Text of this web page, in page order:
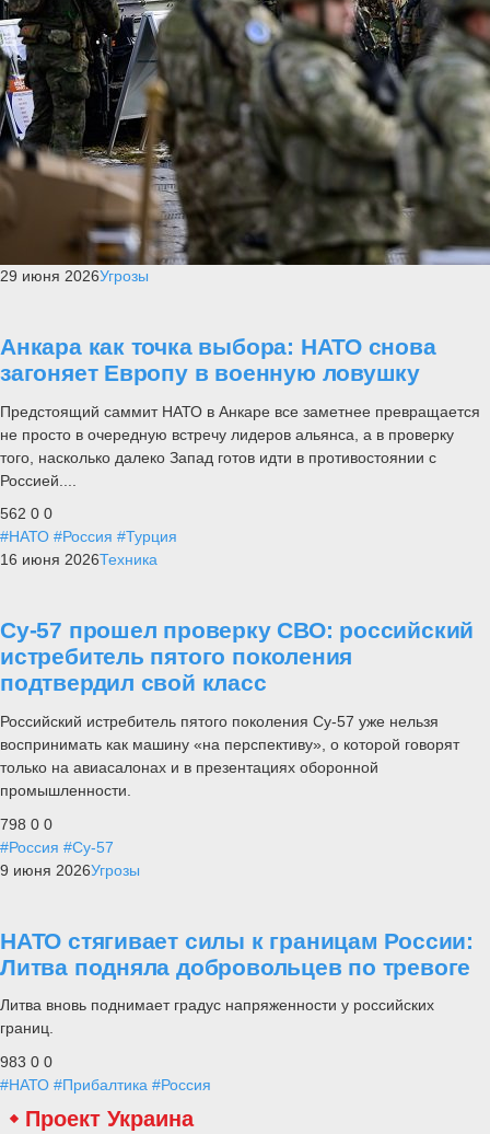
29 июня 2026Угрозы
Анкара как точка выбора: НАТО снова
загоняет Европу в военную ловушку
Предстоящий саммит НАТО в Анкаре все заметнее превращается
не просто в очередную встречу лидеров альянса, а в проверку
того, насколько далеко Запад готов идти в противостоянии с
Россией....
562 0 0
#НАТО #Россия #Турция
16 июня 2026Техника
Су-57 прошел проверку СВО: российский
истребитель пятого поколения
подтвердил свой класс
Российский истребитель пятого поколения Су-57 уже нельзя
воспринимать как машину «на перспективу», о которой говорят
только на авиасалонах и в презентациях оборонной
промышленности.
798 0 0
#Россия #Су-57
9 июня 2026Угрозы
НАТО стягивает силы к границам России:
Литва подняла добровольцев по тревоге
Литва вновь поднимает градус напряженности у российских
границ.
983 0 0
#НАТО #Прибалтика #Россия
Проект Украина